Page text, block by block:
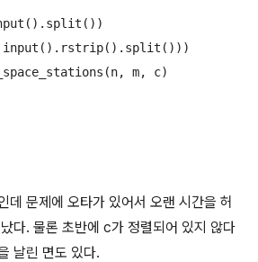
input().rstrip().split()))
m, c)
데 문제에 오타가 있어서 오랜 시간을 허
다. 물론 초반에 c가 정렬되어 있지 않다
날린 면도 있다.